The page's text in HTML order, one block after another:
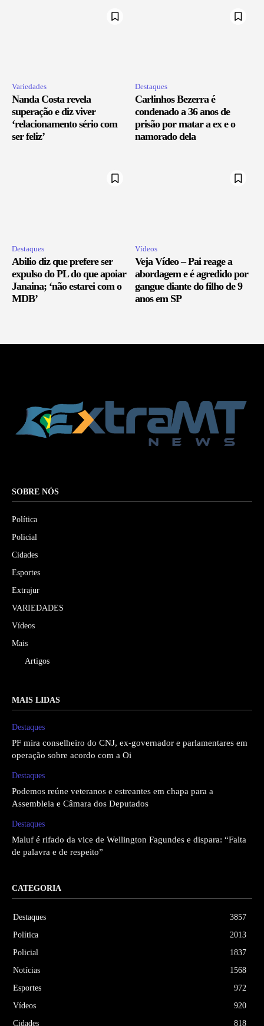
Variedades
Nanda Costa revela
superação e diz viver
‘relacionamento sério com
ser feliz’
Destaques
Carlinhos Bezerra é
condenado a 36 anos de
prisão por matar a ex e o
namorado dela
Destaques
Abilio diz que prefere ser
expulso do PL do que apoiar
Janaina; ‘não estarei com o
MDB’
Vídeos
Veja Vídeo – Pai reage a
abordagem e é agredido por
gangue diante do filho de 9
anos em SP
SOBRE NÓS
Política
Policial
Cidades
Esportes
Extrajur
VARIEDADES
Vídeos
Mais
Artigos
MAIS LIDAS
Destaques
PF mira conselheiro do CNJ, ex-governador e parlamentares em
operação sobre acordo com a Oi
Destaques
Podemos reúne veteranos e estreantes em chapa para a
Assembleia e Câmara dos Deputados
Destaques
Maluf é rifado da vice de Wellington Fagundes e dispara: “Falta
de palavra e de respeito”
CATEGORIA
Destaques
3857
Política
2013
Policial
1837
Notícias
1568
Esportes
972
Vídeos
920
Cidades
818